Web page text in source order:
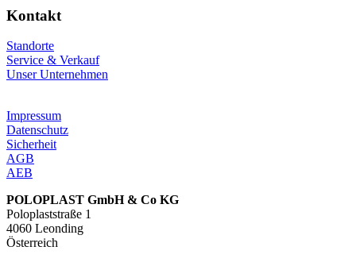
Kontakt
Standorte
Service & Verkauf
Unser Unternehmen
Impressum
Datenschutz
Sicherheit
AGB
AEB
POLOPLAST GmbH & Co KG
Poloplaststraße 1
4060 Leonding
Österreich